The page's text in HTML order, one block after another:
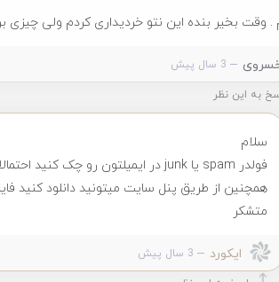
. وقت بخیر بنده این نتو خردیداری کردم ولی چیزی
خسروی
به این نظر
سلام
فولدر spam یا junk در ایمیلتون رو چک کنید احتمالا اسپم شده براتون
همچنین از طریق پنل سایت میتونید دانلود کنید
متشکر
ایکورد